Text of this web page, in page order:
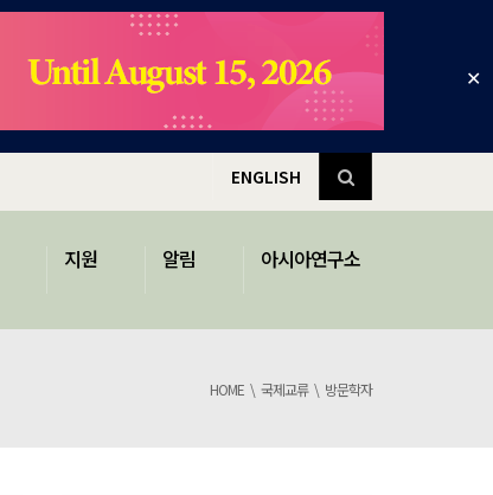
✕
ENGLISH
지원 알림 아시아연구소
HOME 국제교류 방문학자